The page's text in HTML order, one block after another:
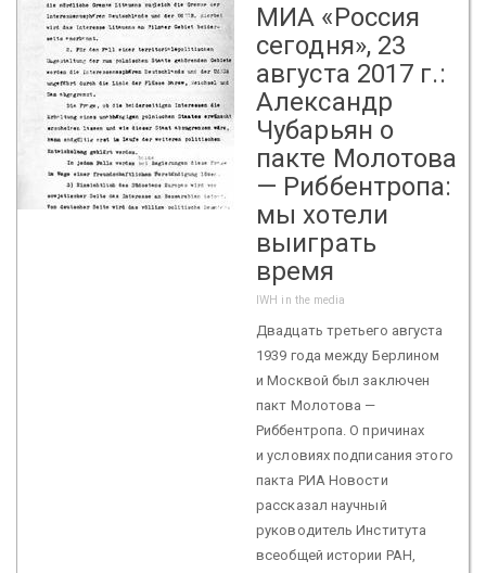
МИА «Россия
сегодня», 23
августа 2017 г.:
Александр
Чубарьян о
пакте Молотова
— Риббентропа:
мы хотели
выиграть
время
IWH in the media
Двадцать третьего августа
1939 года между Берлином
и Москвой был заключен
пакт Молотова —
Риббентропа. О причинах
и условиях подписания этого
пакта РИА Новости
рассказал научный
руководитель Института
всеобщей истории РАН,